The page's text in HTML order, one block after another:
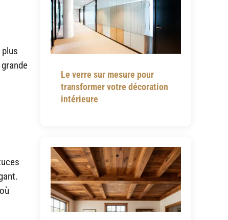
Le verre sur mesure pour
transformer votre décoration
intérieure